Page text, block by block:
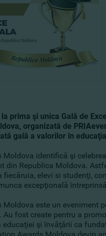
prima şi unica Gală de
organizată de
gală a valorilor în
Moldova identifică şi
din Republica Moldova.
fiecăruia, elevi si studenţi,
excepţională
Moldova este un eveniment
fost create pentru a
şi învăţării ca